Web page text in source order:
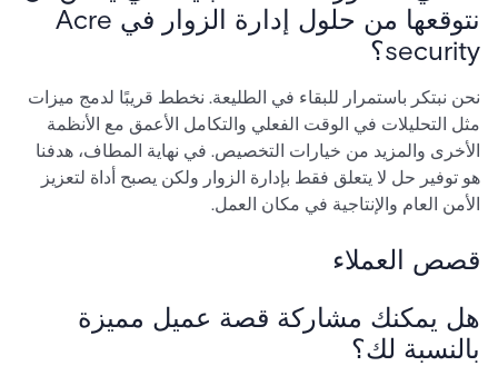
نتوقعها من حلول إدارة الزوار في Acre
security؟
نحن نبتكر باستمرار للبقاء في الطليعة. نخطط قريبًا لدمج ميزات
مثل التحليلات في الوقت الفعلي والتكامل الأعمق مع الأنظمة
الأخرى والمزيد من خيارات التخصيص. في نهاية المطاف، هدفنا
هو توفير حل لا يتعلق فقط بإدارة الزوار ولكن يصبح أداة لتعزيز
الأمن العام والإنتاجية في مكان العمل.
قصص العملاء
هل يمكنك مشاركة قصة عميل مميزة
بالنسبة لك؟